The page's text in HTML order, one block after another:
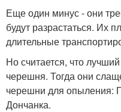
Еще один минус - они
будут разрастаться. Их
длительные
Но считается, что
черешня. Тогда они
черешни для опыления:
Дончанка.